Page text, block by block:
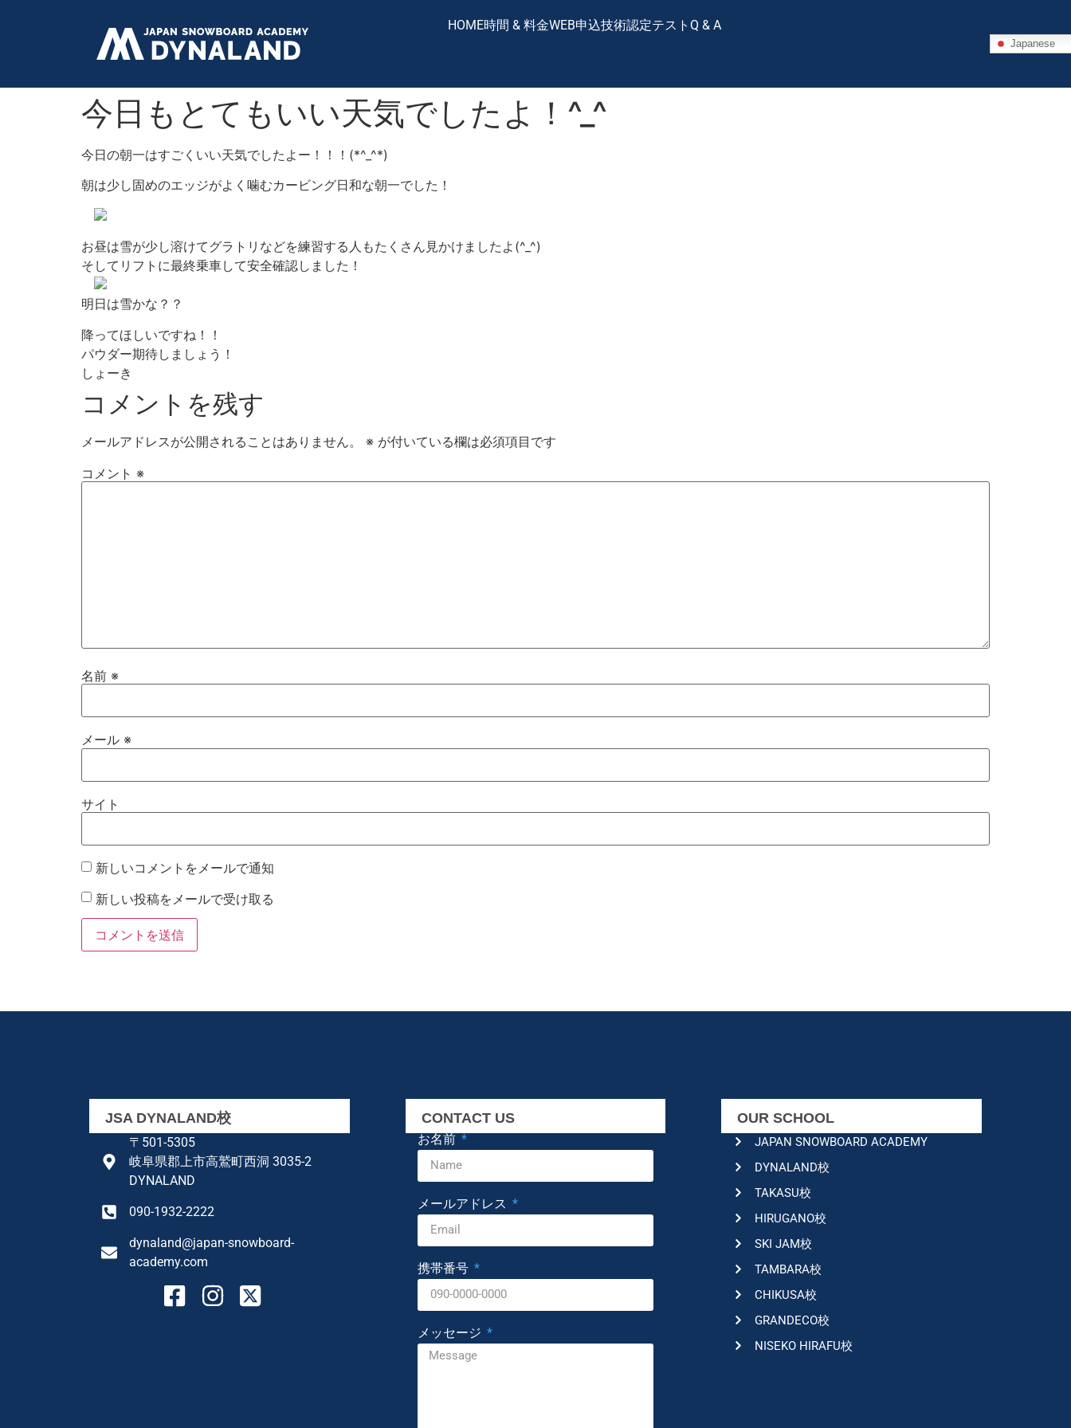
HOME時間 & 料金WEB申込技術認定テスト Q & A
Japanese
今日もとてもいい天気でしたよ！^_^
今日の朝一はすごくいい天気でしたよー！！！(*^_^*)
朝は少し固めのエッジがよく噛むカービング日和な朝一でした！
お昼は雪が少し溶けてグラトリなどを練習する人もたくさん見かけましたよ(^_^)
そしてリフトに最終乗車して安全確認しました！
明日は雪かな？？
降ってほしいですね！！
パウダー期待しましょう！
しょーき
コメントを残す
メールアドレスが公開されることはありません。 ※ が付いている欄は必須項目です
コメント ※
名前 ※
メール ※
サイト
新しいコメントをメールで通知
新しい投稿をメールで受け取る
JSA DYNALAND校
〒501-5305
岐阜県郡上市高鷲町西洞 3035-2
DYNALAND
090-1932-2222
dynaland@japan-snowboard-
academy.com
CONTACT US
お名前
メールアドレス
携帯番号
メッセージ
OUR SCHOOL
JAPAN SNOWBOARD ACADEMY
DYNALAND校
TAKASU校
HIRUGANO校
SKI JAM校
TAMBARA校
CHIKUSA校
GRANDECO校
NISEKO HIRAFU校